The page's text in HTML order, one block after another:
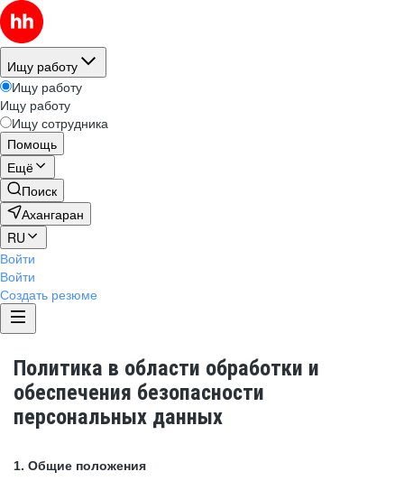
Ищу работу
Ищу работу
Ищу работу
Ищу сотрудника
Помощь
Ещё
Поиск
Ахангаран
RU
Войти
Войти
Создать резюме
Политика в области обработки и
обеспечения безопасности
персональных данных
1. Общие положения